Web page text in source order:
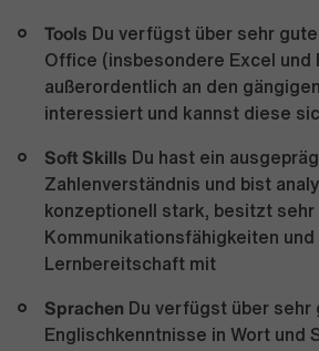
Tools Du verfügst über sehr
Office (insbesondere Excel und
außerordentlich an den
interessiert und kannst diese
Soft Skills Du hast ein
Zahlenverständnis und bist
konzeptionell stark, besitzt sehr
Kommunikationsfähigkeiten
Lernbereitschaft mit
Sprachen Du verfügst über sehr
Englischkenntnisse in Wort und